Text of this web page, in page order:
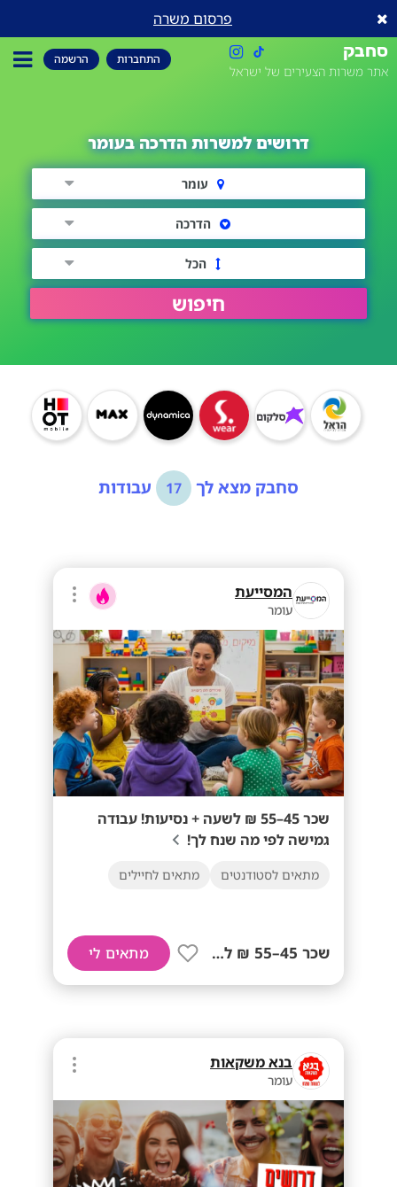
פרסום משרה
סחבק
אתר משרות הצעירים של ישראל
התחברות הרשמה
דרושים למשרות הדרכה בעומר
עומר
הדרכה
הכל
חיפוש
סחבק מצא לך 17 עבודות
המסייעת
עומר
שכר 45–55 ₪ לשעה + נסיעות! עבודה
גמישה לפי מה שנח לך!
מתאים לסטודנטים מתאים לחיילים
שכר 45–55 ₪ לשעה+ נסיעות! מתאים לי
בנא משקאות
עומר